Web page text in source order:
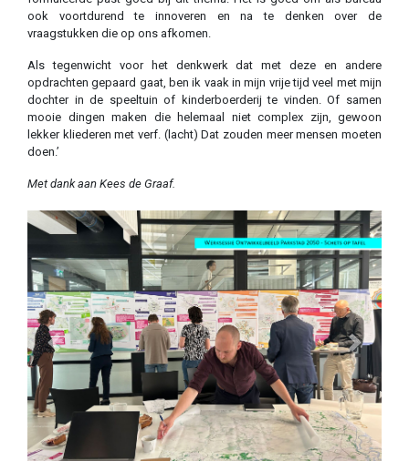
ook voortdurend te innoveren en na te denken over de
vraagstukken die op ons afkomen.
Als tegenwicht voor het denkwerk dat met deze en andere
opdrachten gepaard gaat, ben ik vaak in mijn vrije tijd veel met mijn
dochter in de speeltuin of kinderboerderij te vinden. Of samen
mooie dingen maken die helemaal niet complex zijn, gewoon
lekker kliederen met verf. (lacht) Dat zouden meer mensen moeten
doen.’
Met dank aan Kees de Graaf.
Previous Next